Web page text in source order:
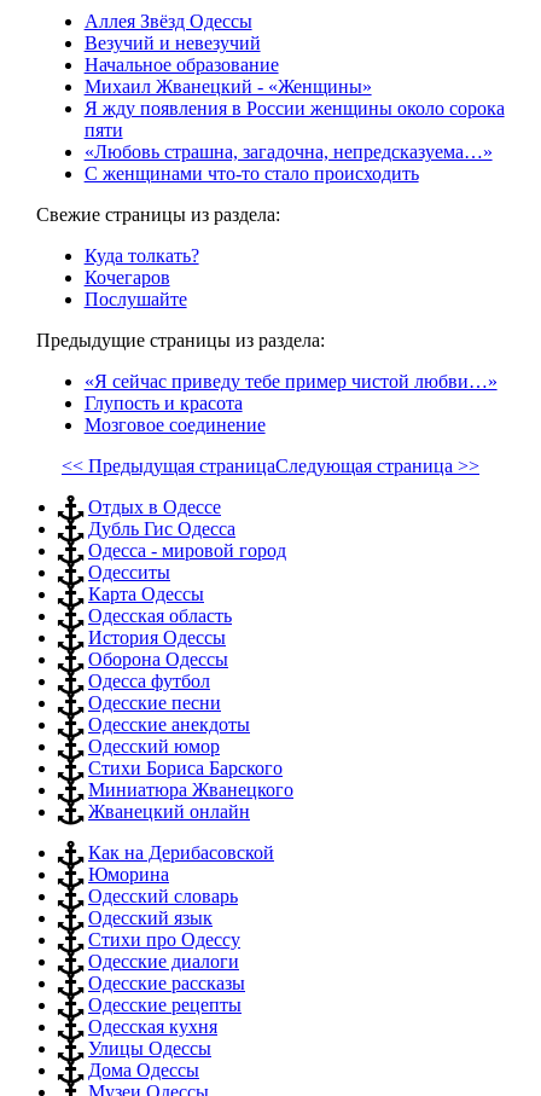
Аллея Звёзд Одессы
Везучий и невезучий
Начальное образование
Михаил Жванецкий - «Женщины»
Я жду появления в России женщины около сорока
пяти
«Любовь страшна, загадочна, непредсказуема…»
С женщинами что-то стало происходить
Свежие страницы из раздела:
Куда толкать?
Кочегаров
Послушайте
Предыдущие страницы из раздела:
«Я сейчас приведу тебе пример чистой любви…»
Глупость и красота
Мозговое соединение
<< Предыдущая страницаСледующая страница >>
Отдых в Одессе
Дубль Гис Одесса
Одесса - мировой город
Одесситы
Карта Одессы
Одесская область
История Одессы
Оборона Одессы
Одесса футбол
Одесские песни
Одесские анекдоты
Одесский юмор
Стихи Бориса Барского
Миниатюра Жванецкого
Жванецкий онлайн
Как на Дерибасовской
Юморина
Одесский словарь
Одесский язык
Стихи про Одессу
Одесские диалоги
Одесские рассказы
Одесские рецепты
Одесская кухня
Улицы Одессы
Дома Одессы